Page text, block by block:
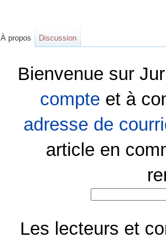
Bienvenue sur
compte et à
adresse de
article en
Les lecteurs et
À propos Discussion